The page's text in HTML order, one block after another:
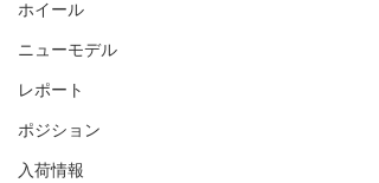
ホイール
ニューモデル
レポート
ポジション
入荷情報